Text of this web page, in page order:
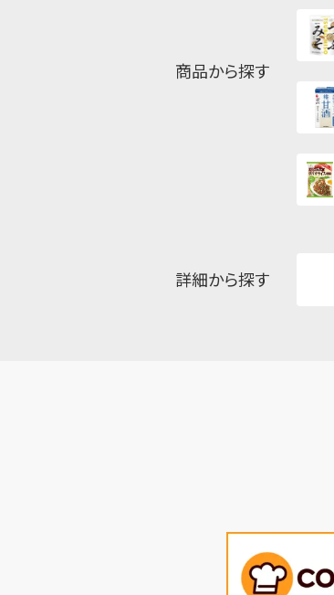
商品から探す
詳細から探す